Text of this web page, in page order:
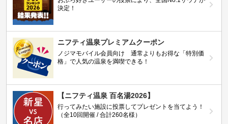
決定！
ニフティ温泉プレミアムクーポン
ノジマモバイル会員向け 通常よりもお得な「特別価
格」で人気の温泉を満喫できる！
【ニフティ温泉 百名湯2026】
行ってみたい施設に投票してプレゼントを当てよう！
（全10回開催 / 合計260名様）